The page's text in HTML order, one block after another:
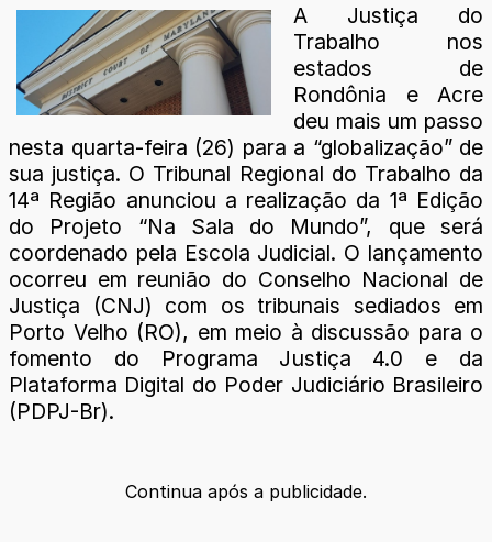
A Justiça do
Trabalho nos
estados de
Rondônia e Acre
deu mais um passo
nesta quarta-feira (26) para a “globalização” de
sua justiça. O Tribunal Regional do Trabalho da
14ª Região anunciou a realização da 1ª Edição
do Projeto “Na Sala do Mundo”, que será
coordenado pela Escola Judicial. O lançamento
ocorreu em reunião do Conselho Nacional de
Justiça (CNJ) com os tribunais sediados em
Porto Velho (RO), em meio à discussão para o
fomento do Programa Justiça 4.0 e da
Plataforma Digital do Poder Judiciário Brasileiro
(PDPJ-Br).
Continua após a publicidade.